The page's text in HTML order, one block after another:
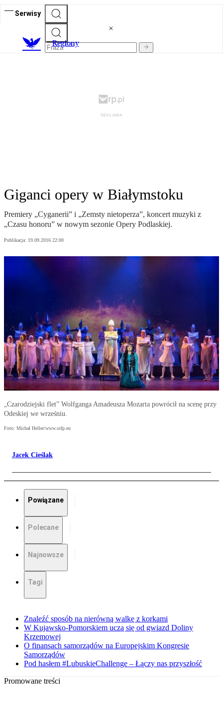
Serwisy
Regiony
Giganci opery w Białymstoku
Premiery „Cyganerii” i „Zemsty nietoperza”, koncert muzyki z
„Czasu honoru” w nowym sezonie Opery Podlaskiej.
Publikacja: 19.09.2016 22:00
„Czarodziejski flet” Wolfganga Amadeusza Mozarta powrócił na scenę przy
Odeskiej we wrześniu.
Foto: Michał Heller/www.oifp.eu
Jacek Cieślak
Powiązane
Polecane
Najnowsze
Tagi
Znaleźć sposób na nierówną walkę z korkami
W Kujawsko-Pomorskiem uczą się od gwiazd Doliny
Krzemowej
O finansach samorządów na Europejskim Kongresie
Samorządów
Pod hasłem #LubuskieChallenge – Łączy nas przyszłość
Promowane treści